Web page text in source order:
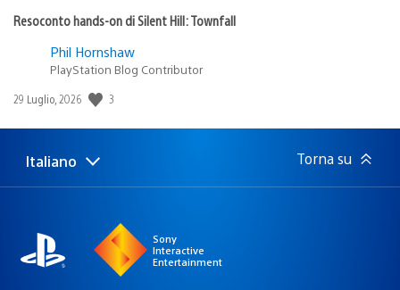
Resoconto hands-on di Silent Hill: Townfall
Phil Hornshaw
PlayStation Blog Contributor
Data
pubblicazione:
29 Luglio, 2026 3
Seleziona
Regione
Italiano Torna su
Sony
Interactive
Entertainment